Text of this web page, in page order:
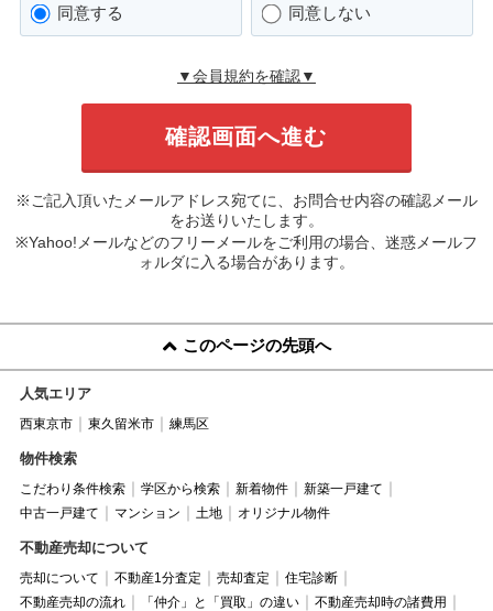
同意する 同意しない
▼会員規約を確認▼
※ご記入頂いたメールアドレス宛てに、お問合せ内容の確認メール
をお送りいたします。
※Yahoo!メールなどのフリーメールをご利用の場合、迷惑メールフ
ォルダに入る場合があります。
このページの先頭へ
人気エリア
西東京市 東久留米市 練馬区
物件検索
こだわり条件検索 学区から検索 新着物件
新築一戸建て
中古一戸建て
マンション 土地 オリジナル物件
不動産売却について
売却について 不動産1分査定 売却査定
住宅診断
不動産売却の流れ
「仲介」と「買取」の違い
不動産売却時の諸費用